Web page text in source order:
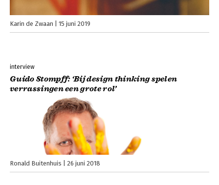
Karin de Zwaan 15 juni 2019
interview
Guido Stompff: ‘Bij design thinking spelen
verrassingen een grote rol’
Ronald Buitenhuis 26 juni 2018